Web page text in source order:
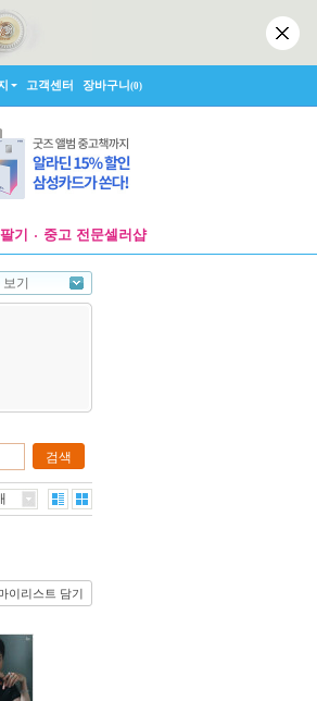
고객센터 장바구니(0)
기 중고 전문셀러샵
기
검색
이리스트 담기